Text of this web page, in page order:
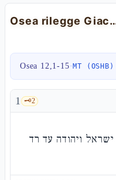
Osea rilegge Giacobbe:
Osea 12,1-15·MT
1 🗝️2
ויהודה עד רד